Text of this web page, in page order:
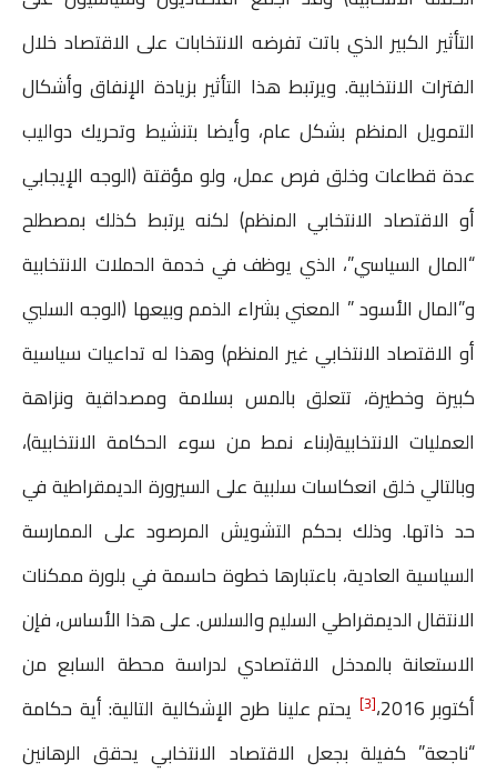
التأثير الكبير الذي باتت تفرضه الانتخابات على الاقتصاد خلال
الفترات الانتخابية. ويرتبط هذا التأثير بزيادة الإنفاق وأشكال
التمويل المنظم بشكل عام، وأيضا بتنشيط وتحريك دواليب
عدة قطاعات وخلق فرص عمل، ولو مؤقتة (الوجه الإيجابي
أو الاقتصاد الانتخابي المنظم) لكنه يرتبط كذلك بمصطلح
“المال السياسي”، الذي يوظف في خدمة الحملات الانتخابية
و”المال الأسود ” المعني بشراء الذمم وبيعها (الوجه السلبي
أو الاقتصاد الانتخابي غير المنظم) وهذا له تداعيات سياسية
كبيرة وخطيرة، تتعلق بالمس بسلامة ومصداقية ونزاهة
العمليات الانتخابية(بناء نمط من سوء الحكامة الانتخابية)،
وبالتالي خلق انعكاسات سلبية على السيرورة الديمقراطية في
حد ذاتها. وذلك بحكم التشويش المرصود على الممارسة
السياسية العادية، باعتبارها خطوة حاسمة في بلورة ممكنات
الانتقال الديمقراطي السليم والسلس. على هذا الأساس، فإن
الاستعانة بالمدخل الاقتصادي لدراسة محطة السابع من
أكتوبر 2016،
[3]
يحتم علينا طرح الإشكالية التالية: أية حكامة
“ناجعة” كفيلة بجعل الاقتصاد الانتخابي يحقق الرهانين